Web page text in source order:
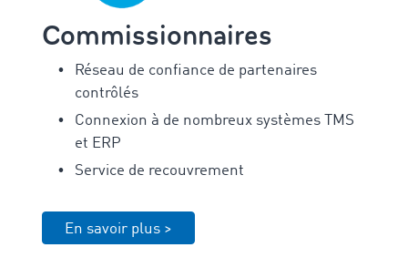
Commissionnaires
Réseau de confiance de partenaires
contrôlés
Connexion à de nombreux systèmes TMS
et ERP
Service de recouvrement
En savoir plus >